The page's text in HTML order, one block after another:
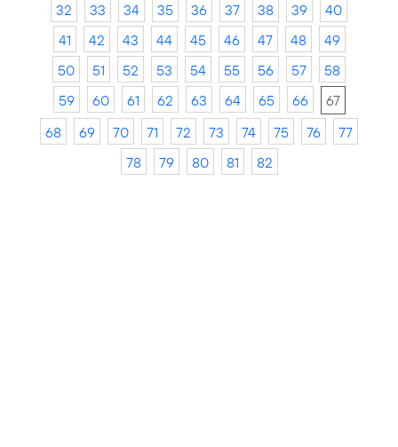
32
33 34 35 36 37 38 39
40
41
42 43 44 45 46 47 48
49
50
51 52 53 54 55 56 57
58
59
60 61 62 63 64 65 66
67
68
69 70 71 72 73 74 75 76
77
78
79 80 81 82